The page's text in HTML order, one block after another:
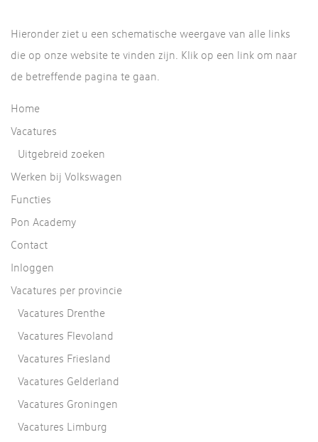
Hieronder ziet u een schematische weergave van alle links
die op onze website te vinden zijn. Klik op een link om naar
de betreffende pagina te gaan.
Home
Vacatures
Uitgebreid zoeken
Werken bij Volkswagen
Functies
Pon Academy
Contact
Inloggen
Vacatures per provincie
Vacatures Drenthe
Vacatures Flevoland
Vacatures Friesland
Vacatures Gelderland
Vacatures Groningen
Vacatures Limburg